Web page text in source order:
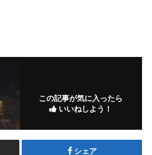
この記事が気に入ったら
いいねしよう！
シェア